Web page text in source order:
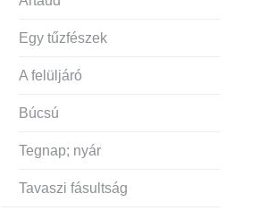
Egy tűzfészek
A felüljáró
Búcsú
Tegnap; nyár
Tavaszi fásultság